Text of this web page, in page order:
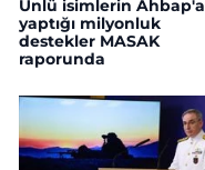
Ünlü isimlerin Ahbap'a
yaptığı milyonluk
destekler MASAK
raporunda